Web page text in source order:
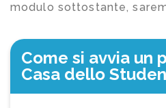
modulo sottostante,
Come si avvia un
Casa dello